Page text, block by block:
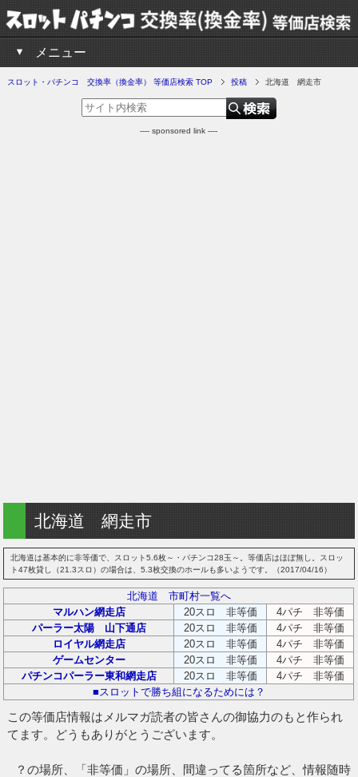
メニュー
スロット・パチンコ 交換率（換金率） 等価店検索 TOP 投稿 北海道 網走市
---- sponsored link ----
北海道 網走市
北海道は基本的に非等価で、スロット5.6枚～・パチンコ28玉～。等価店はほぼ無し。スロッ
ト47枚貸し（21.3スロ）の場合は、5.3枚交換のホールも多いようです。（2017/04/16）
北海道 市町村一覧へ
マルハン網走店
20スロ 非等価
4パチ 非等価
パーラー太陽 山下通店
20スロ 非等価
4パチ 非等価
ロイヤル網走店
20スロ 非等価
4パチ 非等価
ゲームセンター
20スロ 非等価
4パチ 非等価
パチンコパーラー東和網走店
20スロ 非等価
4パチ 非等価
■スロットで勝ち組になるためには？
この等価店情報はメルマガ読者の皆さんの御協力のもと作られ
てます。どうもありがとうございます。
？の場所、「非等価」の場所、間違ってる箇所など、情報随時